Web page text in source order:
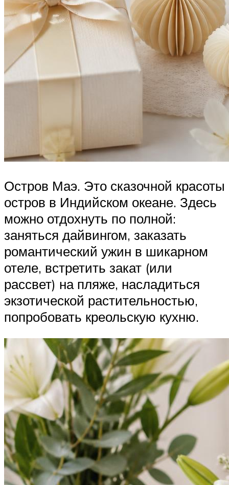
Остров Маэ. Это сказочной красоты
остров в Индийском океане. Здесь
можно отдохнуть по полной:
заняться дайвингом, заказать
романтический ужин в шикарном
отеле, встретить закат (или
рассвет) на пляже, насладиться
экзотической растительностью,
попробовать креольскую кухню.